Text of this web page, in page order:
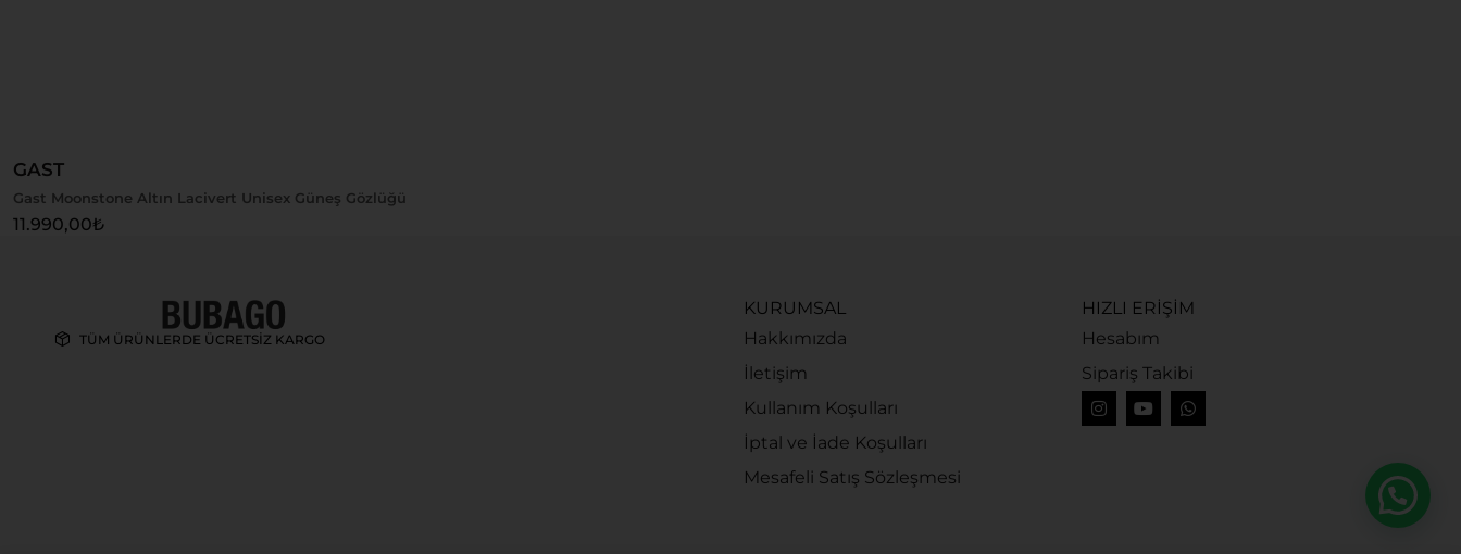
GAST
Gast Moonstone Altın Lacivert Unisex Güneş Gözlüğü
11.990,00₺
TÜM ÜRÜNLERDE ÜCRETSİZ KARGO
KURUMSAL
Hakkımızda
İletişim
Kullanım Koşulları
İptal ve İade Koşulları
Mesafeli Satış Sözleşmesi
HIZLI ERİŞİM
Hesabım
Sipariş Takibi